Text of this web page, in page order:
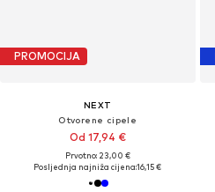
PROMOCIJA
NEXT
Otvorene cipele
Od 17,94 €
Prvotno: 23,00 €
Posljednja najniža cijena:16,15 €